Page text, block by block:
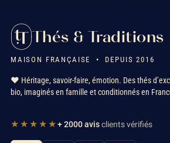
Thés & Traditions
MAISON FRANÇAISE • DEPUIS 2016
❤️ Héritage, savoir-faire, émotion. Des thés
bio, imaginés en famille et conditionnés en
★★★★★+ 2000 avisclients vérifiés